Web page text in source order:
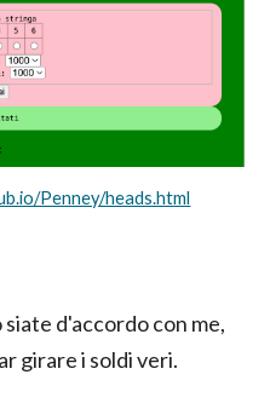
Penney/heads.html
d'accordo con me,
girare i soldi veri.